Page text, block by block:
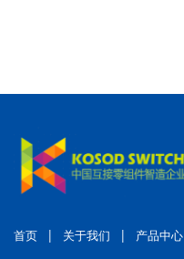
首页 | 关于我们 | 产品中心